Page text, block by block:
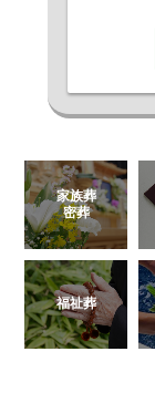
家族葬
密葬
福祉葬